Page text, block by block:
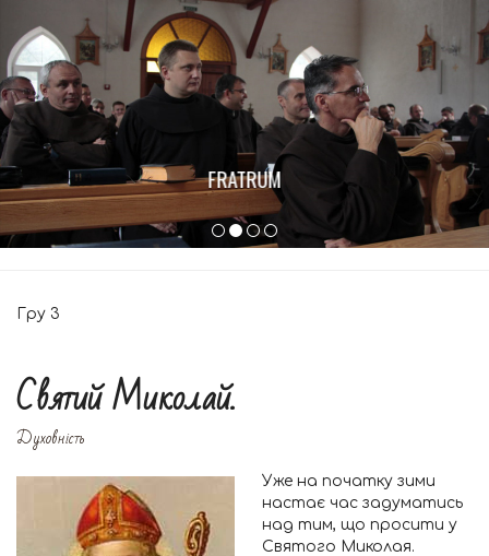
FRATRUM
Гру 3
Святий Миколай.
Духовність
Уже на початку зими
настає час задуматись
над тим, що просити у
Святого Миколая.